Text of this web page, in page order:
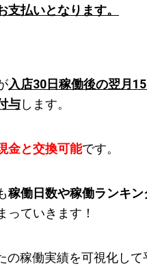
払いとなります。
入店30日稼働後の翌月
与します。
金と交換可能です。
稼働日数や稼働ランキ
っていきます！
の稼働実績を可視化して